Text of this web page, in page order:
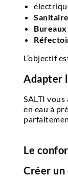
L’objectif
Adapter
SALTI
en eau à
Le
Créer